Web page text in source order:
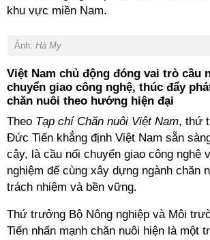
khu vực miền Nam.
Ảnh: Hà My
Việt Nam chủ động đóng vai trò cầu
chuyển giao công nghệ, thúc đẩy
chăn nuôi theo hướng hiện đại
Theo Tạp chí Chăn nuôi Việt Nam, thứ
Đức Tiến khẳng định Việt Nam sẵn
cậy, là cầu nối chuyển giao công nghệ
nghiệm để cùng xây dựng ngành chăn
trách nhiệm và bền vững.
Thứ trưởng Bộ Nông nghiệp và Môi
Tiến nhấn mạnh chăn nuôi hiện là một